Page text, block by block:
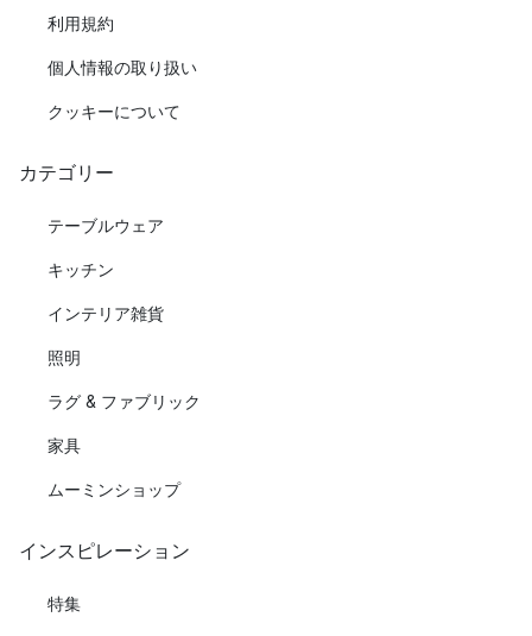
利用規約
個人情報の取り扱い
クッキーについて
カテゴリー
テーブルウェア
キッチン
インテリア雑貨
照明
ラグ & ファブリック
家具
ムーミンショップ
インスピレーション
特集